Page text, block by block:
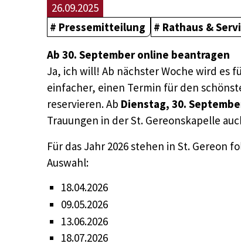
26.09.2025
Pressemitteilung
Rathaus &
Ab 30. September online beantragen
Ja, ich will! Ab nächster Woche wird es
einfacher, einen Termin für den
reservieren. Ab Dienstag, 30.
Trauungen in der St. Gereonskapelle
Für das Jahr 2026 stehen in St. Gereon
Auswahl:
18.04.2026
09.05.2026
13.06.2026
18.07.2026